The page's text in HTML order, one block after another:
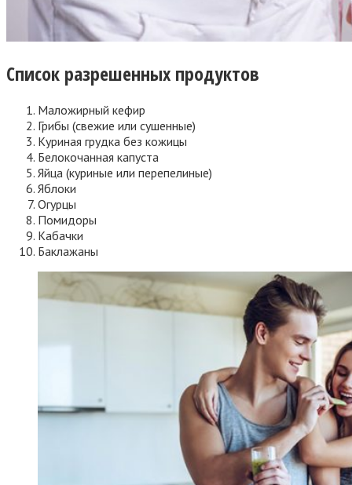
Список разрешенных продуктов
Маложирный кефир
Грибы (свежие или сушенные)
Куриная грудка без кожицы
Белокочанная капуста
Яйца (куриные или перепелиные)
Яблоки
Огурцы
Помидоры
Кабачки
Баклажаны